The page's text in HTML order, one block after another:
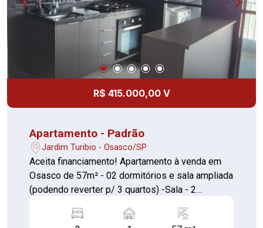
R$ 415.000,00 V
Apartamento - Padrão
Jardim Turibio - Osasco/SP
Aceita financiamento! Apartamento à venda em
Osasco de 57m² - 02 dormitórios e sala ampliada
(podendo reverter p/ 3 quartos) -Sala - 2
Bem distribuído, boa iluminação e ótima